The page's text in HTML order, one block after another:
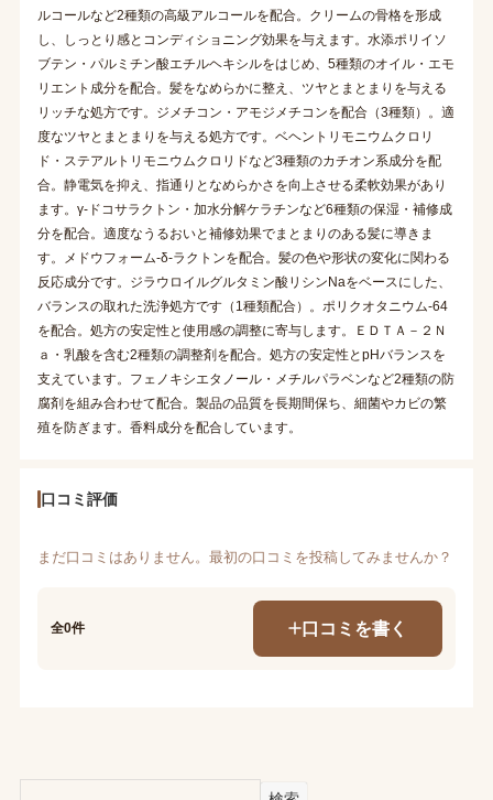
ルコールなど2種類の高級アルコールを配合。クリームの骨格を形成
し、しっとり感とコンディショニング効果を与えます。水添ポリイソ
ブテン・パルミチン酸エチルヘキシルをはじめ、5種類のオイル・エモ
リエント成分を配合。髪をなめらかに整え、ツヤとまとまりを与える
リッチな処方です。ジメチコン・アモジメチコンを配合（3種類）。適
度なツヤとまとまりを与える処方です。ベヘントリモニウムクロリ
ド・ステアルトリモニウムクロリドなど3種類のカチオン系成分を配
合。静電気を抑え、指通りとなめらかさを向上させる柔軟効果があり
ます。γ-ドコサラクトン・加水分解ケラチンなど6種類の保湿・補修成
分を配合。適度なうるおいと補修効果でまとまりのある髪に導きま
す。メドウフォーム-δ-ラクトンを配合。髪の色や形状の変化に関わる
反応成分です。ジラウロイルグルタミン酸リシンNaをベースにした、
バランスの取れた洗浄処方です（1種類配合）。ポリクオタニウム-64
を配合。処方の安定性と使用感の調整に寄与します。ＥＤＴＡ－２Ｎ
ａ・乳酸を含む2種類の調整剤を配合。処方の安定性とpHバランスを
支えています。フェノキシエタノール・メチルパラベンなど2種類の防
腐剤を組み合わせて配合。製品の品質を長期間保ち、細菌やカビの繁
殖を防ぎます。香料成分を配合しています。
口コミ評価
まだ口コミはありません。最初の口コミを投稿してみませんか？
全0件 口コミを書く